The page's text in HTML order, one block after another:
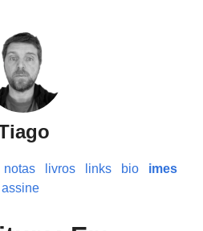
notas livros links bio
imes
assine